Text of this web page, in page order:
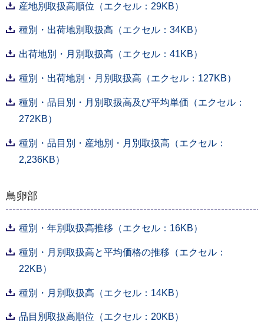
産地別取扱高順位（エクセル：29KB）
種別・出荷地別取扱高（エクセル：34KB）
出荷地別・月別取扱高（エクセル：41KB）
種別・出荷地別・月別取扱高（エクセル：127KB）
種別・品目別・月別取扱高及び平均単価（エクセル：
272KB）
種別・品目別・産地別・月別取扱高（エクセル：
2,236KB）
鳥卵部
種別・年別取扱高推移（エクセル：16KB）
種別・月別取扱高と平均価格の推移（エクセル：
22KB）
種別・月別取扱高（エクセル：14KB）
品目別取扱高順位（エクセル：20KB）